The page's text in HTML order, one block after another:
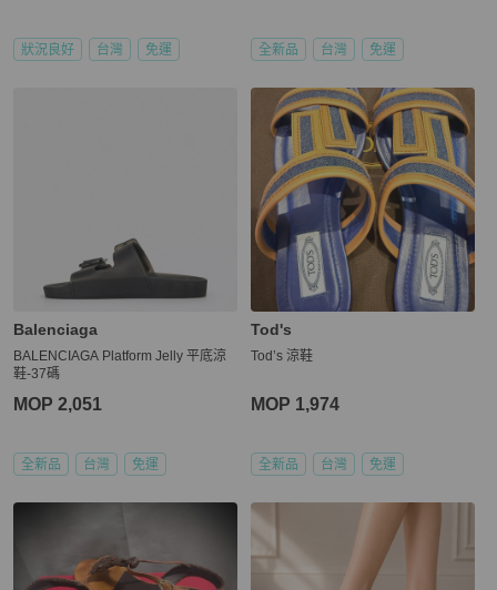
狀況良好 台灣 免運 全新品 台灣 免運
Balenciaga
BALENCIAGA Platform Jelly 平底涼
鞋-37碼
MOP 2,051
全新品 台灣 免運
Tod's
Tod’s 涼鞋
MOP 1,974
全新品 台灣 免運